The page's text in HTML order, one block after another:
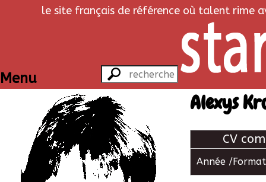
le site français de référence où talent rime
Menu
Alexys
CV
Année / Format